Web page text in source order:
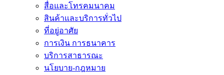
สื่อและโทรคมนาคม
สินค้าและบริการทั่วไป
ที่อยู่อาศัย
การเงิน การธนาคาร
บริการสาธารณะ
นโยบาย-กฎหมาย